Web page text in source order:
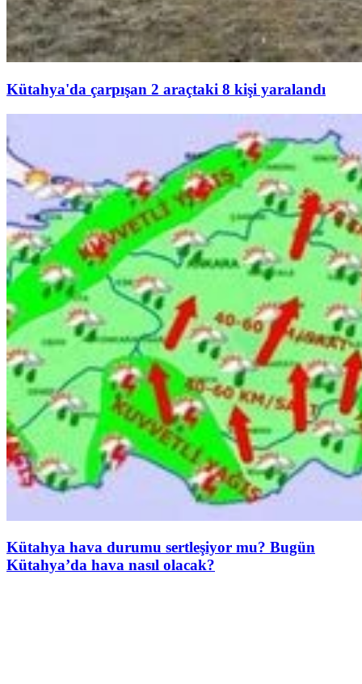
Kütahya'da çarpışan 2 araçtaki 8 kişi yaralandı
Kütahya hava durumu sertleşiyor mu? Bugün
Kütahya’da hava nasıl olacak?